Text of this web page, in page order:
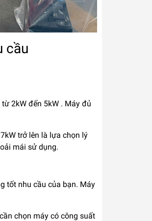
cầu
2kW đến 5kW . Máy đủ
trở lên là lựa chọn lý
mái sử dụng.
tốt nhu cầu của bạn. Máy
chọn máy có công suất